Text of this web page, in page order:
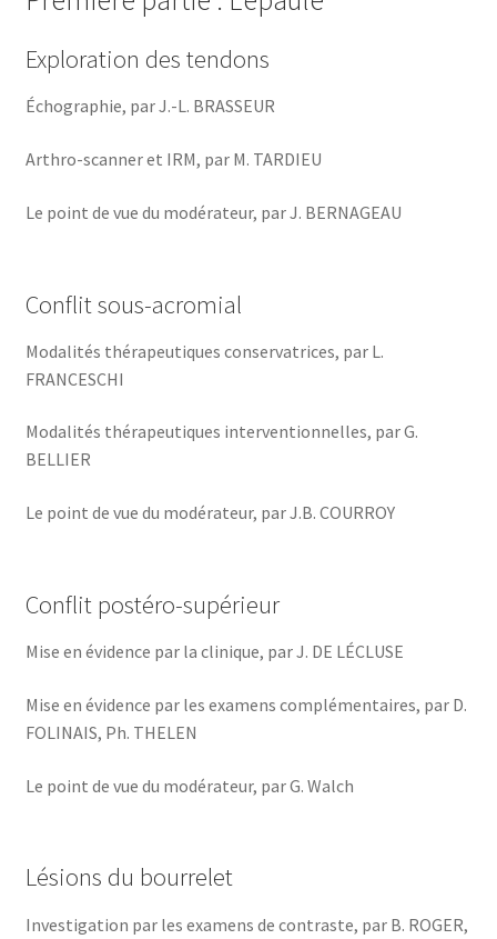
Exploration des tendons
Échographie, par J.-L. BRASSEUR
Arthro-scanner et IRM, par M. TARDIEU
Le point de vue du modérateur, par J. BERNAGEAU
Conflit sous-acromial
Modalités thérapeutiques conservatrices, par L.
FRANCESCHI
Modalités thérapeutiques interventionnelles, par G.
BELLIER
Le point de vue du modérateur, par J.B. COURROY
Conflit postéro-supérieur
Mise en évidence par la clinique, par J. DE LÉCLUSE
Mise en évidence par les examens complémentaires, par D.
FOLINAIS, Ph. THELEN
Le point de vue du modérateur, par G. Walch
Lésions du bourrelet
Investigation par les examens de contraste, par B. ROGER,